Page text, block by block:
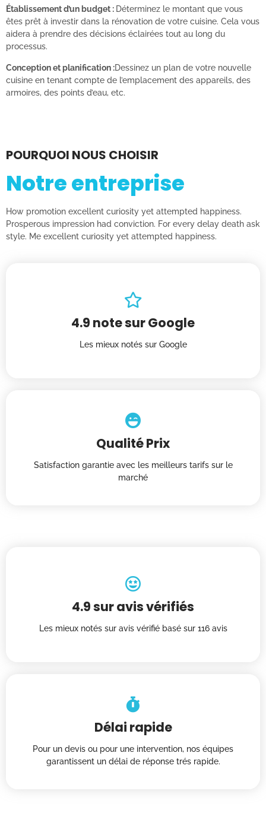
Établissement d’un budget : Déterminez le montant que vous
êtes prêt à investir dans la rénovation de votre cuisine. Cela vous
aidera à prendre des décisions éclairées tout au long du
processus.
Conception et planification :Dessinez un plan de votre nouvelle
cuisine en tenant compte de l’emplacement des appareils, des
armoires, des points d’eau, etc.
POURQUOI NOUS CHOISIR
Notre entreprise
How promotion excellent curiosity yet attempted happiness.
Prosperous impression had conviction. For every delay death ask
style. Me excellent curiosity yet attempted happiness.
4.9 note sur Google
Les mieux notés sur Google
Qualité Prix
Satisfaction garantie avec les meilleurs tarifs sur le
marché
4.9 sur avis vérifiés
Les mieux notés sur avis vérifié basé sur 116 avis
Délai rapide
Pour un devis ou pour une intervention, nos équipes
garantissent un délai de réponse trés rapide.